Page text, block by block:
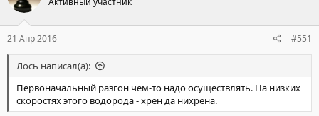
и
и
:
21 Апр 2016 #551
Лось написал(а):
Первоначальный разгон чем-то надо осуществлять. На низких
скоростях этого водорода - хрен да нихрена.